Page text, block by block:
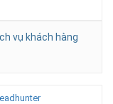
vụ khách hàng